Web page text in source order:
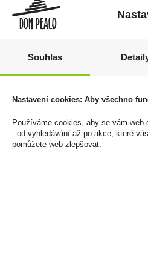
Zapalovač Clipper
Tube+ Pop Art Pattern
Cena za:balení (12 ks)
Skladem:5 - 50 balení
Souhlas
Nastavení cookies: Aby všechno
Používáme cookies, aby se vám web
- od vyhledávání až po akce, které
pomůžete web zlepšovat.